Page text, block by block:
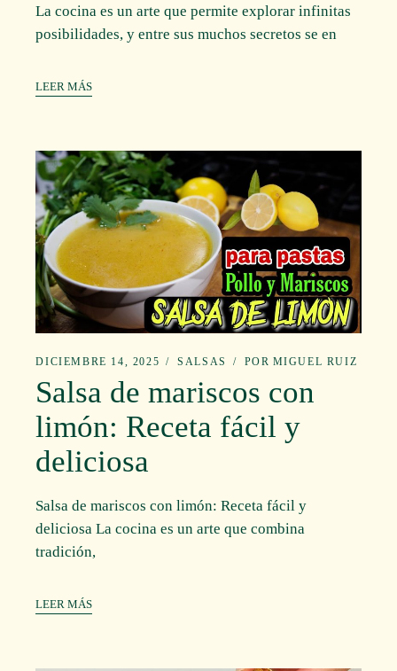
La cocina es un arte que permite explorar infinitas
posibilidades, y entre sus muchos secretos se en
LEER MÁS
DICIEMBRE 14, 2025 SALSAS POR MIGUEL RUIZ
Salsa de mariscos con
limón: Receta fácil y
deliciosa
Salsa de mariscos con limón: Receta fácil y
deliciosa La cocina es un arte que combina
tradición,
LEER MÁS